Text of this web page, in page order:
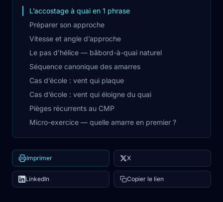
L’accostage à quai en 1 phrase
Préparer son approche
Vitesse et angle d’approche
Le pas d’hélice — bâbord-à-quai naturel
Séquence canonique des amarres
Cas d’école : vent qui plaque
Cas d’école : vent qui éloigne du quai
Pièges récurrents au CMP
Micro-exercice — quelle amarre en premier ?
Imprimer X
LinkedIn Copier le lien